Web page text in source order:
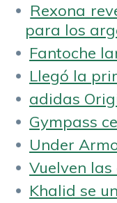
Rexona
para los
Fantoche
Llegó la
adidas
Gympass
Under
Vuelven las
Khalid se